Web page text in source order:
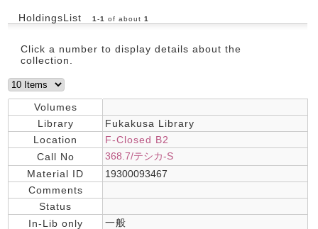
HoldingsList 1 -1 of about 1
Click a number to display details about the
collection.
Volumes
Library
Fukakusa Library
Location
F-Closed B2
Call No
368.7/テシカ-S
Material ID
19300093467
Comments
Status
In-Lib only
一般